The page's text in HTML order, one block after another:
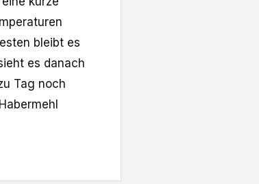
bleibt es
es danach
Tag noch